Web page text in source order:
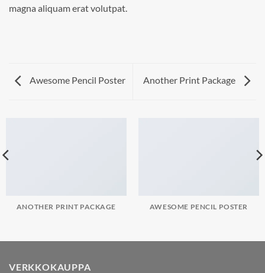
magna aliquam erat volutpat.
Awesome Pencil Poster Another Print Package
ANOTHER PRINT PACKAGE AWESOME PENCIL POSTER
VERKKOKAUPPA